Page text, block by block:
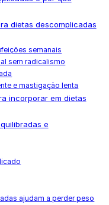
dietas descomplicadas
semanais
sem radicalismo
e mastigação lenta
incorporar em dietas
e
ajudam a perder peso